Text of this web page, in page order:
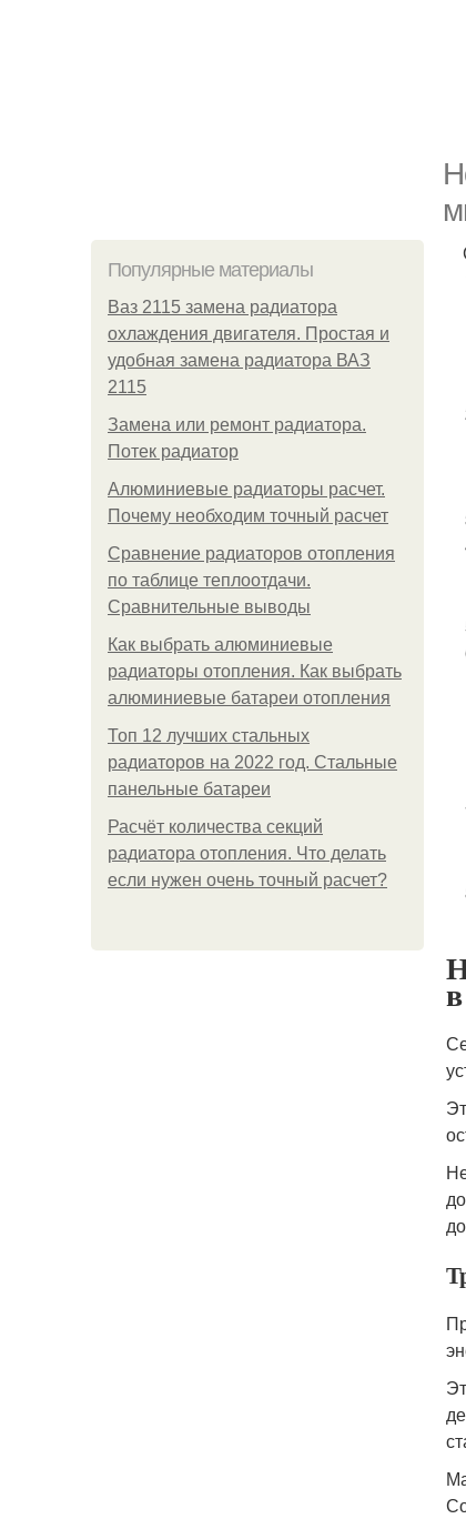
Популярные материалы
Ваз 2115 замена радиатора
охлаждения двигателя. Простая и
удобная замена радиатора ВАЗ
2115
Замена или ремонт радиатора.
Потек радиатор
Алюминиевые радиаторы расчет.
Почему необходим точный расчет
Сравнение радиаторов отопления
по таблице теплоотдачи.
Сравнительные выводы
Как выбрать алюминиевые
радиаторы отопления. Как выбрать
алюминиевые батареи отопления
Топ 12 лучших стальных
радиаторов на 2022 год. Стальные
панельные батареи
Расчёт количества секций
радиатора отопления. Что делать
если нужен очень точный расчет?